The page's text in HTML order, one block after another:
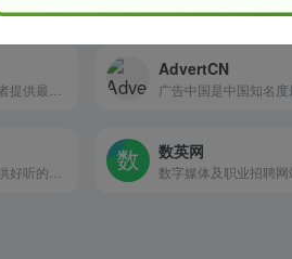
AdvertCN
数英网
数字媒体及职业招聘网